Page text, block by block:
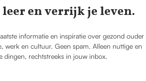
leer en verrijk je leven.
informatie en inspiratie over gezond ouder
werk en cultuur. Geen spam. Alleen nuttige en
dingen, rechtstreeks in jouw inbox.